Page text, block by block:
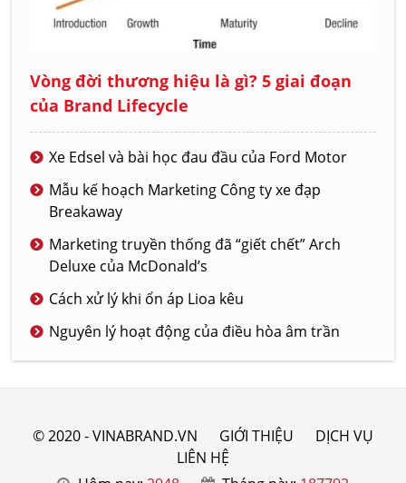
Vòng đời thương hiệu là gì? 5 giai đoạn
của Brand Lifecycle
Xe Edsel và bài học đau đầu của Ford Motor
Mẫu kế hoạch Marketing Công ty xe đạp
Breakaway
Marketing truyền thống đã “giết chết” Arch
Deluxe của McDonald’s
Cách xử lý khi ổn áp Lioa kêu
Nguyên lý hoạt động của điều hòa âm trần
© 2020 - VINABRAND.VN GIỚI THIỆU
DỊCH VỤ
LIÊN HỆ